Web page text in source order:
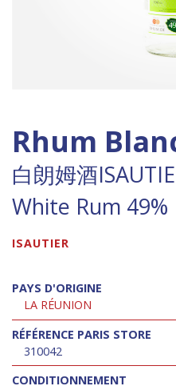
Rhum
白朗姆酒
White Rum 49%
ISAUTIER
PAYS D'ORIGINE
LA RÉUNION
RÉFÉRENCE PARIS STORE
310042
CONDITIONNEMENT